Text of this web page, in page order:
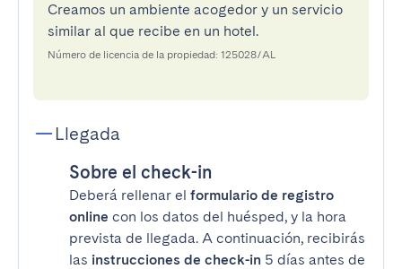
Creamos un ambiente acogedor y un servicio
similar al que recibe en un hotel.
Número de licencia de la propiedad: 125028/AL
Llegada
Sobre el check-in
Deberá rellenar el formulario de registro
online con los datos del huésped, y la hora
prevista de llegada. A continuación, recibirás
las instrucciones de check-in 5 días antes de